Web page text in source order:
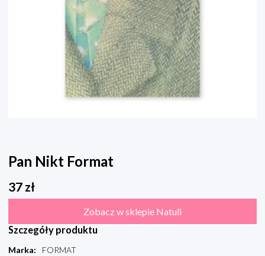
Pan Nikt Format
37 zł
Zobacz w sklepie Natuli
Szczegóły produktu
Marka:
FORMAT